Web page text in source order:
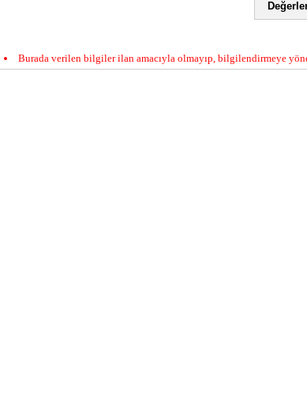
Burada verilen bilgiler ilan amacıyla olmayıp, bilgilendirmeye